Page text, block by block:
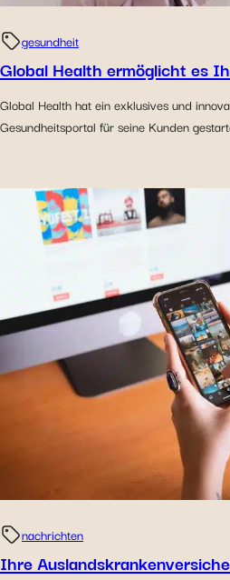
gesundheit
Global Health ermöglicht es
Global Health hat ein exklusives und
Gesundheitsportal für seine Kunden
nachrichten
Ihre